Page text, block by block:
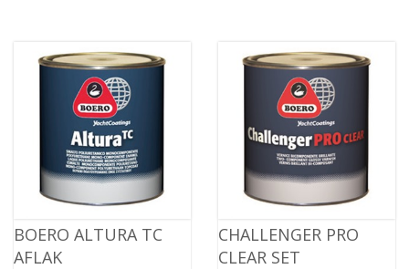
BOERO ALTURA TC
AFLAK
CHALLENGER PRO
CLEAR SET